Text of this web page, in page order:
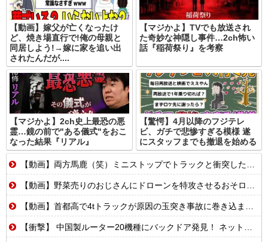
【動画】嫁父が亡くなったけ
ど、焼き場直行で!俺の母親と
同居しよう!→嫁に家を追い出
されたんだが....
【マジかよ】TVでも放送され
た奇妙な神隠し事件…2ch怖い
話『稲荷祭り』を考察
【マジかよ】2ch史上最恐の悪
霊…鏡の前で"ある儀式"をおこ
なった結果『リアル』
【驚愕】4月以降のフジテレ
ビ、ガチで悲惨すぎる模様 遂
にスタッフまでも撤退を始める
【動画】両方馬鹿（笑）ミニストップでトラックと衝突したドラレコが（ノ∇`）
【動画】野菜売りのおじさんにドローンを特攻させるおそロシア。
【動画】首都高で4tトラックが原因の玉突き事故に巻き込まれた軽バンの車載。
【衝撃】 中国製ルーター20機種にバックドア発見！ ネットに繋ぐだけで35秒ごとに中国のサーバーと通信